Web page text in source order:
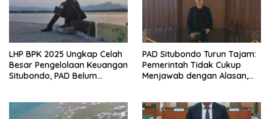
LHP BPK 2025 Ungkap Celah
Besar Pengelolaan Keuangan
Situbondo, PAD Belum
PAD Situbondo Turun Tajam:
Pemerintah Tidak Cukup
Menjawab dengan Alasan,